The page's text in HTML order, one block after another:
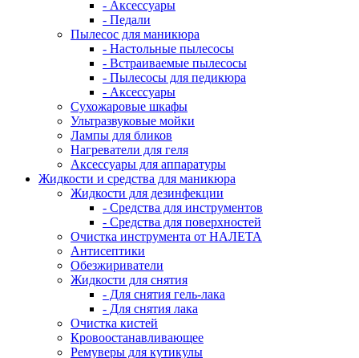
- Аксессуары
- Педали
Пылесос для маникюра
- Настольные пылесосы
- Встраиваемые пылесосы
- Пылесосы для педикюра
- Аксессуары
Сухожаровые шкафы
Ультразвуковые мойки
Лампы для бликов
Нагреватели для геля
Аксессуары для аппаратуры
Жидкости и средства для маникюра
Жидкости для дезинфекции
- Средства для инструментов
- Средства для поверхностей
Очистка инструмента от НАЛЕТА
Антисептики
Обезжириватели
Жидкости для снятия
- Для снятия гель-лака
- Для снятия лака
Очистка кистей
Кровоостанавливающее
Ремуверы для кутикулы